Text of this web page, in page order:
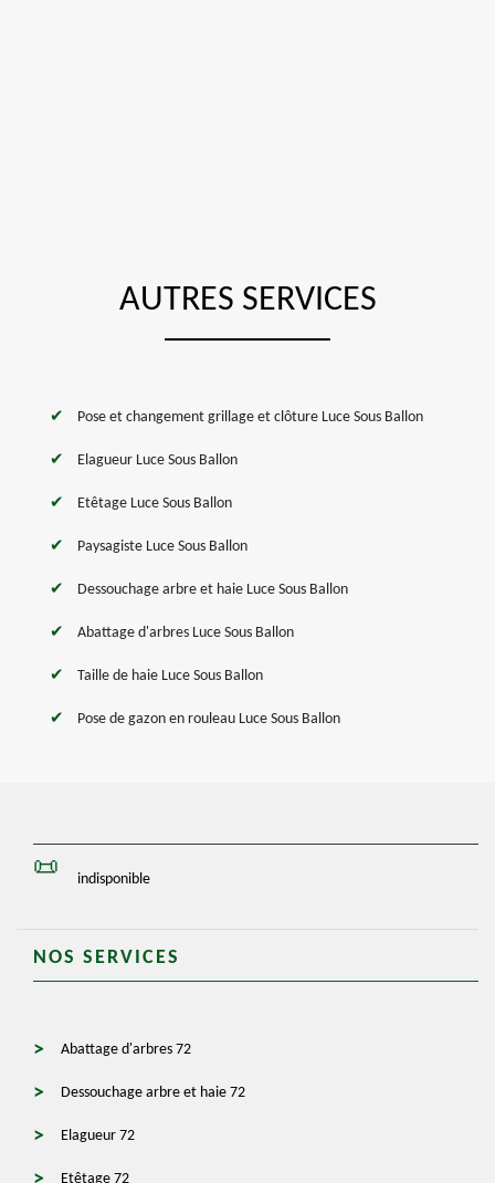
AUTRES SERVICES
Pose et changement grillage et clôture Luce Sous Ballon
Elagueur Luce Sous Ballon
Etêtage Luce Sous Ballon
Paysagiste Luce Sous Ballon
Dessouchage arbre et haie Luce Sous Ballon
Abattage d'arbres Luce Sous Ballon
Taille de haie Luce Sous Ballon
Pose de gazon en rouleau Luce Sous Ballon
indisponible
NOS SERVICES
Abattage d'arbres 72
Dessouchage arbre et haie 72
Elagueur 72
Etêtage 72